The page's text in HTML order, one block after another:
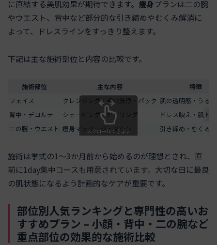
に直結する美肌効果が期待できます。 痩身プランは二の腕
やウエスト、背中など部分的な引き締めやむくみ解消に
よって、ドレスラインをすっきり整えます。
下記は主な施術部位と内容の比較です。
施術部位 主な内容
特徴
フェイス
クレンジング・毛穴洗浄・パック 肌の透明感・うる
背中・デコルテ
シェービング・ピーリング
ドレス映え・肌ト
二の腕・ウエスト 痩身マッサージ・マシン 引き締め・むくみ
スクロールできます
施術は挙式の1～3か月前から始めるのが理想とされ、直
前に1day集中コースも用意されています。大切な日に最良
の肌状態になるよう計画的なケアが重要です。
部位別人気ランキングと専門性の高いお
すすめプラン – 小顔・背中・二の腕など
重点部位の効果的な施術比較